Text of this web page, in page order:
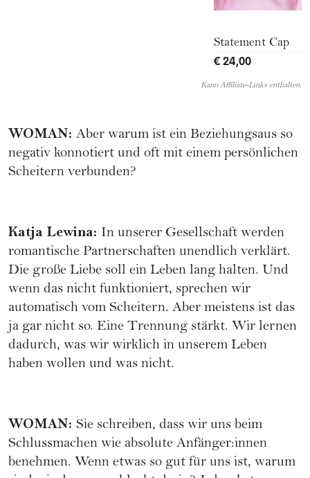
Statement Cap
€ 24,00
Kann Affiliate-Links enthalten.
WOMAN: Aber warum ist ein Beziehungsaus so
negativ konnotiert und oft mit einem persönlichen
Scheitern verbunden?
Katja Lewina: In unserer Gesellschaft werden
romantische Partnerschaften unendlich verklärt.
Die große Liebe soll ein Leben lang halten. Und
wenn das nicht funktioniert, sprechen wir
automatisch vom Scheitern. Aber meistens ist das
ja gar nicht so. Eine Trennung stärkt. Wir lernen
dadurch, was wir wirklich in unserem Leben
haben wollen und was nicht.
WOMAN: Sie schreiben, dass wir uns beim
Schlussmachen wie absolute Anfänger:innen
benehmen. Wenn etwas so gut für uns ist, warum